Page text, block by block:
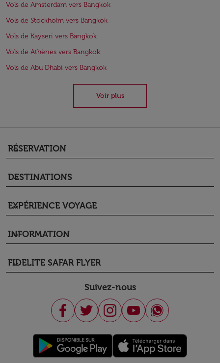
Vols de Amsterdam vers Bangkok
Vols de Stockholm vers Bangkok
Vols de Kayseri vers Bangkok
Vols de Athènes vers Bangkok
Vols de Abu Dhabi vers Bangkok
Voir plus
RÉSERVATION
keyboard_arrow_down
DESTINATIONS
keyboard_arrow_down
EXPÉRIENCE VOYAGE
keyboard_arrow_down
INFORMATION
keyboard_arrow_down
FIDELITE SAFAR FLYER
keyboard_arrow_down
Suivez-nous